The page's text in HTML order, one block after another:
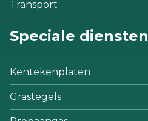
Transport
Speciale diensten
Kentekenplaten
Grastegels